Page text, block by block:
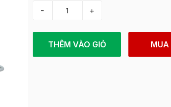
- +
THÊM VÀO GIỎ MUA